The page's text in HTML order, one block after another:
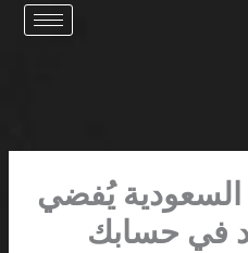
السعودية يُفضي